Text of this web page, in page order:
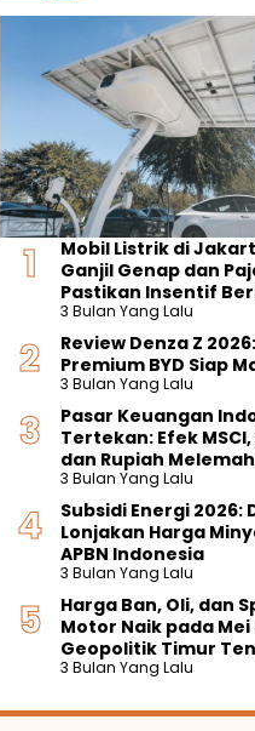
Mobil Listrik di
Ganjil Genap dan
Pastikan Insentif
3 Bulan Yang Lalu
Review Denza Z
Premium BYD Siap
3 Bulan Yang Lalu
Pasar Keuangan
Tertekan: Efek MSCI,
dan Rupiah Melemah
3 Bulan Yang Lalu
Subsidi Energi 2026:
Lonjakan Harga
APBN Indonesia
3 Bulan Yang Lalu
Harga Ban, Oli, dan
Motor Naik pada Mei
Geopolitik Timur
3 Bulan Yang Lalu